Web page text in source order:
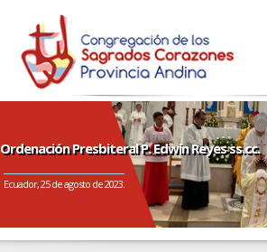
Ordenación Presbiteral P. Edwin Reyes ss.cc.
Ecuador, 25 de agosto de 2023.